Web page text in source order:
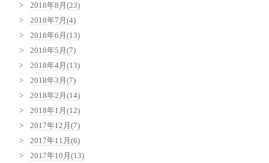
2018年8月(23)
2018年7月(4)
2018年6月(13)
2018年5月(7)
2018年4月(13)
2018年3月(7)
2018年2月(14)
2018年1月(12)
2017年12月(7)
2017年11月(6)
2017年10月(13)